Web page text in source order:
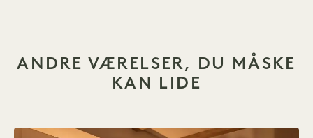
ANDRE VÆRELSER, DU MÅSKE
KAN LIDE